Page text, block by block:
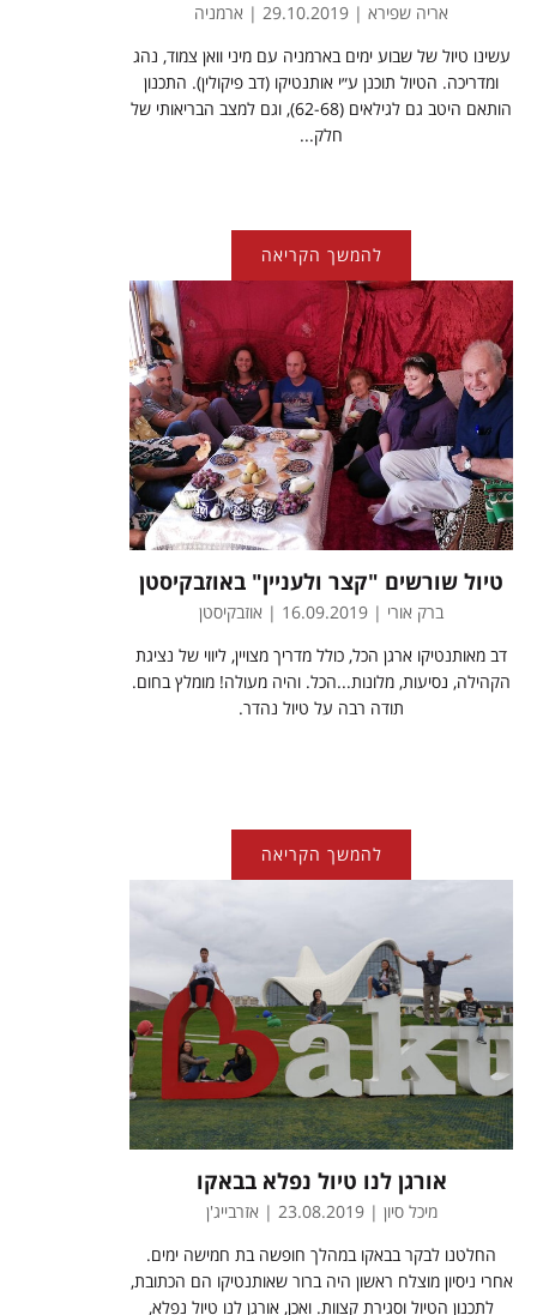
אריה שפירא | 29.10.2019 | ארמניה
עשינו טיול של שבוע ימים בארמניה עם מיני וואן צמוד, נהג
ומדריכה. הטיול תוכנן ע״י אותנטיקו (דב פיקולין). התכנון
הותאם היטב גם לגילאים (62-68), וגם למצב הבריאותי של
חלק...
להמשך הקריאה
טיול שורשים "קצר ולעניין" באוזבקיסטן
ברק אורי | 16.09.2019 | אוזבקיסטן
דב מאותנטיקו ארגן הכל, כולל מדריך מצויין, ליווי של נציגת
הקהילה, נסיעות, מלונות...הכל. והיה מעולה! מומלץ בחום.
תודה רבה על טיול נהדר.
להמשך הקריאה
אורגן לנו טיול נפלא בבאקו
מיכל סיון | 23.08.2019 | אזרבייג'ן
החלטנו לבקר בבאקו במהלך חופשה בת חמישה ימים.
אחרי ניסיון מוצלח ראשון היה ברור שאותנטיקו הם הכתובת,
לתכנון הטיול וסגירת קצוות. ואכן, אורגן לנו טיול נפלא,